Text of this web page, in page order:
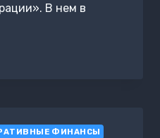
В нем в
ФИНАНСЫ